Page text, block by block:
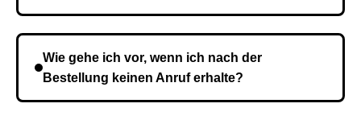
Wie gehe ich vor, wenn ich nach der
Bestellung keinen Anruf erhalte?